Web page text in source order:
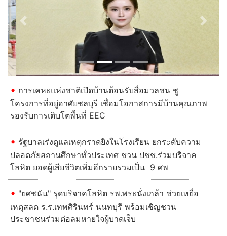
Previous Next
การเคหะแห่งชาติเปิดบ้านต้อนรับสื่อมวลชน ชู
โครงการที่อยู่อาศัยชลบุรี เชื่อมโอกาสการมีบ้านคุณภาพ
รองรับการเติบโตพื้นที่ EEC
รัฐบาลเร่งดูแลเหตุกราดยิงในโรงเรียน ยกระดับความ
ปลอดภัยสถานศึกษาทั่วประเทศ ชวน ปชช.ร่วมบริจาค
โลหิต ยอดผู้เสียชีวิตเพิ่มอีกรายรวมเป็น 9 ศพ
"ยศชนัน" รุดบริจาคโลหิต รพ.พระนั่งเกล้า ช่วยเหยื่อ
เหตุสลด ร.ร.เทพศิรินทร์ นนทบุรี พร้อมเชิญชวน
ประชาชนร่วมต่อลมหายใจผู้บาดเจ็บ